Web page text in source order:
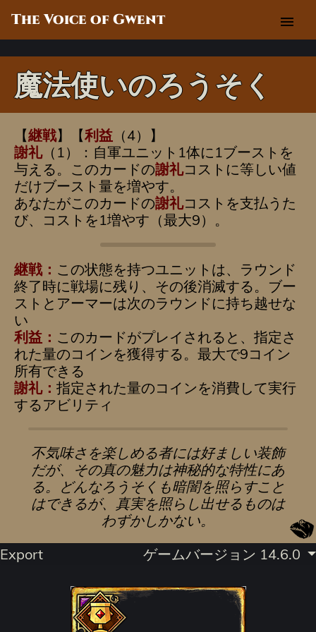
The Voice of Gwent menu
魔法使いのろうそく
【継戦】【利益 （4）】
謝礼（1）：自軍ユニット1体に1ブーストを
与える。このカードの謝礼コストに等しい値
だけブースト量を増やす。
あなたがこのカードの謝礼コストを支払うた
び、コストを1増やす（最大9）。
継戦： この状態を持つユニットは、ラウンド
終了時に戦場に残り、その後消滅する。ブー
ストとアーマーは次のラウンドに持ち越せな
い
利益： このカードがプレイされると、指定さ
れた量のコインを獲得する。最大で9コイン
所有できる
謝礼： 指定された量のコインを消費して実行
するアビリティ
不気味さを楽しめる者には好ましい装飾
だが、その真の魅力は神秘的な特性にあ
る。どんなろうそくも暗闇を照らすこと
はできるが、真実を照らし出せるものは
わずかしかない。
Export
ゲームバージョン 14.6.0